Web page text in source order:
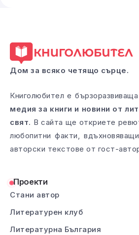
Дом за всяко четящо сърце.
Книголюбител е
медия за книги и новини от
свят. В сайта ще откриете
любопитни факти,
авторски текстове от гост-
Проекти
Стани автор
Литературен клуб
Литературна България